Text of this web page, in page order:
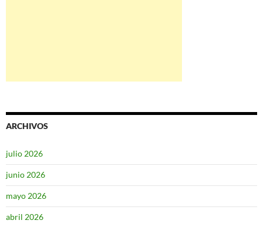
ARCHIVOS
julio 2026
junio 2026
mayo 2026
abril 2026